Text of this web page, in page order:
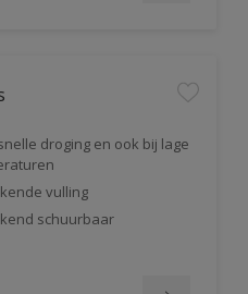
droging en ook bij lage
vulling
schuurbaar